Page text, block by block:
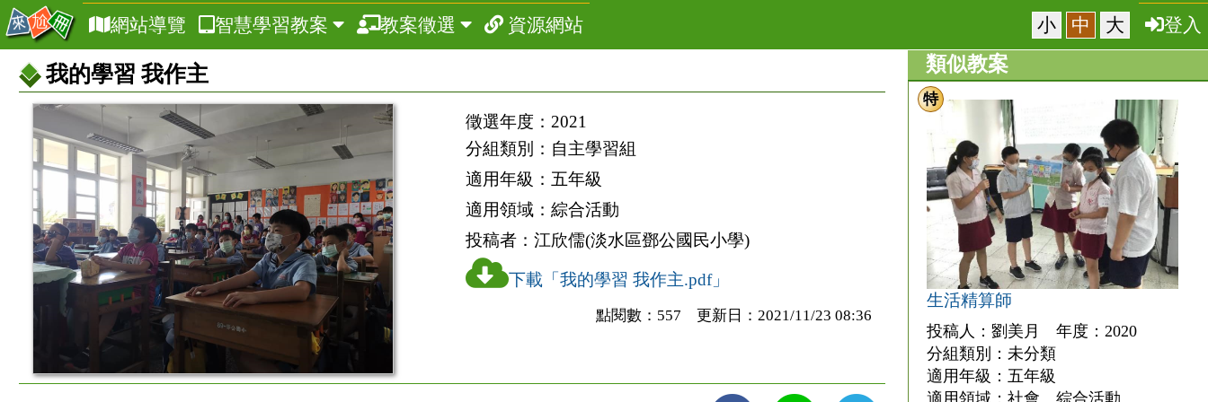
網站導覽 智慧學習教案 教案徵選 資源網站 小 中 大 登入
我的學習 我作主
教
案
基
本
資
訊
徵選年度： 2021
分組類別： 自主學習組
適用年級： 五年級
適用領域： 綜合活動
投稿者： 江欣儒(淡水區鄧公國民小學)
下載「我的學習 我作主.pdf」
點閱數：557 更新日：2021/11/23 08:36
類似教案
生活精算師
特
投稿人：劉美月 年度：2020
分組類別：未分類
適用年級：五年級
適用領域：社會、綜合活動